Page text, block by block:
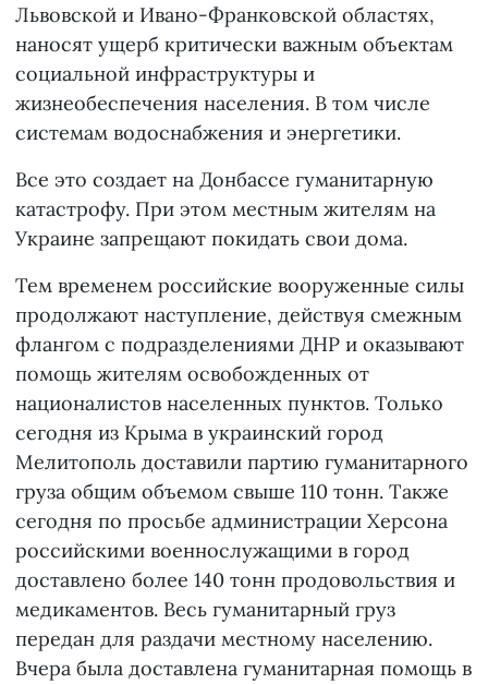
Львовской и Ивано-Франковской областях,
наносят ущерб критически важным объектам
социальной инфраструктуры и
жизнеобеспечения населения. В том числе
системам водоснабжения и энергетики.
Все это создает на Донбассе гуманитарную
катастрофу. При этом местным жителям на
Украине запрещают покидать свои дома.
Тем временем российские вооруженные силы
продолжают наступление, действуя смежным
флангом с подразделениями ДНР и оказывают
помощь жителям освобожденных от
националистов населенных пунктов. Только
сегодня из Крыма в украинский город
Мелитополь доставили партию гуманитарного
груза общим объемом свыше 110 тонн. Также
сегодня по просьбе администрации Херсона
российскими военнослужащими в город
доставлено более 140 тонн продовольствия и
медикаментов. Весь гуманитарный груз
передан для раздачи местному населению.
Вчера была доставлена гуманитарная помощь в